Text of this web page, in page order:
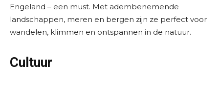
Engeland – een must. Met adembenemende
landschappen, meren en bergen zijn ze perfect voor
wandelen, klimmen en ontspannen in de natuur.
Cultuur